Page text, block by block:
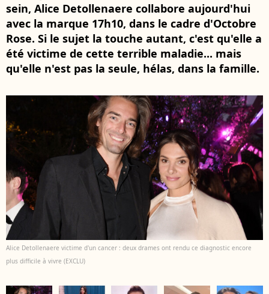
sein, Alice Detollenaere collabore aujourd'hui
avec la marque 17h10, dans le cadre d'Octobre
Rose. Si le sujet la touche autant, c'est qu'elle a
été victime de cette terrible maladie... mais
qu'elle n'est pas la seule, hélas, dans la famille.
Alice Detollenaere victime d'un cancer : deux drames ont rendu ce diagnostic encore
plus difficile à vivre (EXCLU)